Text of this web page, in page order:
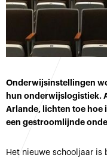
Onderwijsinstellingen
hun onderwijslogistiek.
Arlande, lichten toe hoe
een gestroomlijnde
Het nieuwe schooljaar is